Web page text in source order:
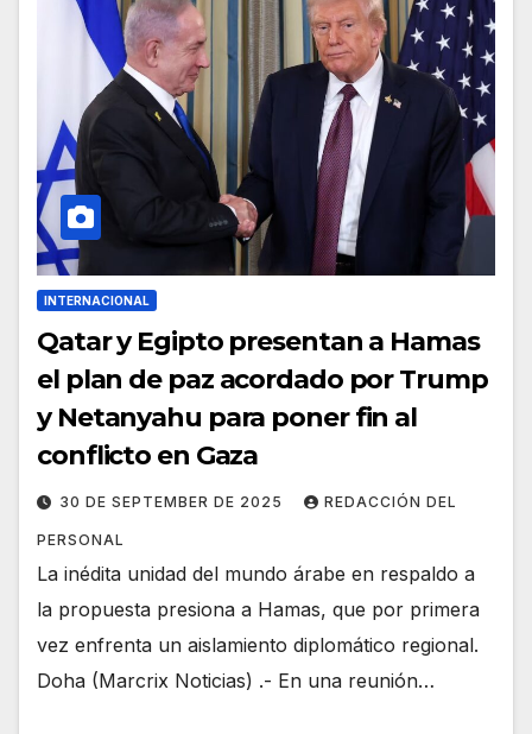
INTERNACIONAL
Qatar y Egipto presentan a Hamas
el plan de paz acordado por Trump
y Netanyahu para poner fin al
conflicto en Gaza
30 DE SEPTEMBER DE 2025 REDACCIÓN DEL
PERSONAL
La inédita unidad del mundo árabe en respaldo a
la propuesta presiona a Hamas, que por primera
vez enfrenta un aislamiento diplomático regional.
Doha (Marcrix Noticias) .- En una reunión…